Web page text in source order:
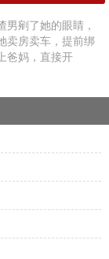
剜了她的眼睛，
房卖车，提前绑
爸妈，直接开